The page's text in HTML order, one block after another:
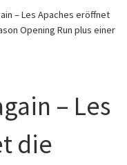
– Les Apaches eröffnet
Opening Run plus einer
– Les
die